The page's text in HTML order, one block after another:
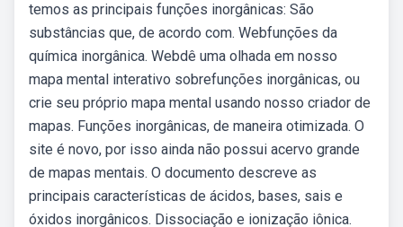
temos as principais funções inorgânicas: São
substâncias que, de acordo com. Webfunções da
química inorgânica. Webdê uma olhada em nosso
mapa mental interativo sobrefunções inorgânicas, ou
crie seu próprio mapa mental usando nosso criador de
mapas. Funções inorgânicas, de maneira otimizada. O
site é novo, por isso ainda não possui acervo grande
de mapas mentais. O documento descreve as
principais características de ácidos, bases, sais e
óxidos inorgânicos. Dissociação e ionização iônica.